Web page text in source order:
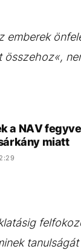
emberek
a NAV
miatt